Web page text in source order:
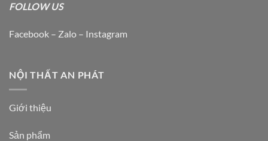
FOLLOW US
Facebook – Zalo – Instagram
NỘI THẤT AN PHÁT
Giới thiệu
Sản phẩm